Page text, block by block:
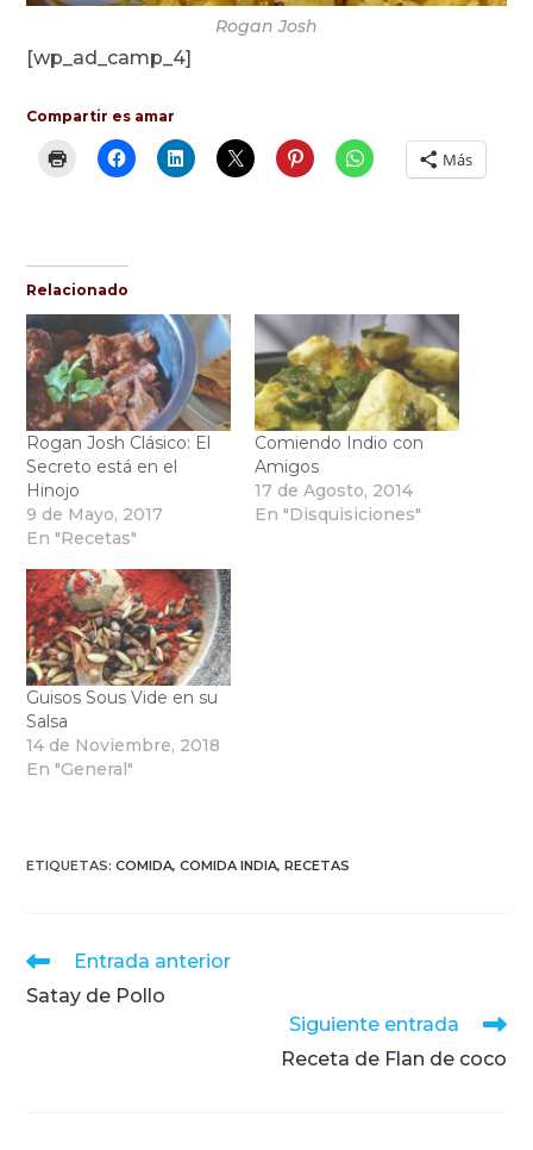
Rogan Josh
[wp_ad_camp_4]
Compartir es amar
Más
Relacionado
Rogan Josh Clásico: El
Secreto está en el
Hinojo
9 de Mayo, 2017
En "Recetas"
Comiendo Indio con
Amigos
17 de Agosto, 2014
En "Disquisiciones"
Guisos Sous Vide en su
Salsa
14 de Noviembre, 2018
En "General"
ETIQUETAS:COMIDA, COMIDA INDIA, RECETAS
Leer
artículos
Entrada anterior
Satay de Pollo
Siguiente entrada
Receta de Flan de coco